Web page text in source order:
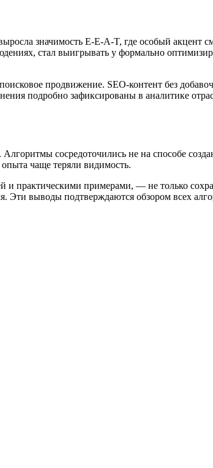
значимость E-E-A-T, где особый акцент
стал выигрывать у формально
продвижение. SEO-контент без
подробно зафиксированы в аналитике
сосредоточились не на способе
чаще теряли видимость.
и практическими примерами, — не только
Эти выводы подтверждаются обзором всех